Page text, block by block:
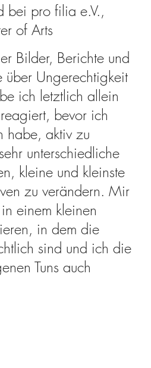
bei pro filia e.V.,
of Arts
Bilder, Berichte und
Ungerechtigkeit
ich letztlich allein
bevor ich
habe, aktiv zu
unterschiedliche
kleine und kleinste
zu verändern. Mir
einem kleinen
in dem die
sind und ich die
Tuns auch